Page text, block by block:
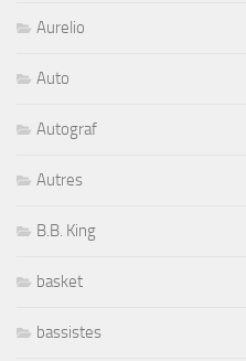
Aurelio
Auto
Autograf
Autres
B.B. King
basket
bassistes